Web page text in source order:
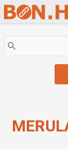
Skip to Main Content